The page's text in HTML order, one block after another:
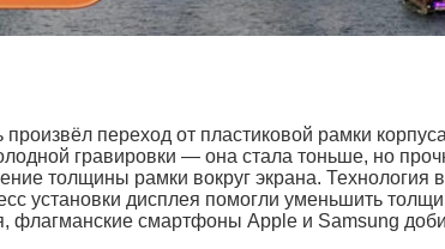
произвёл переход от пластиковой рамки
гравировки — она стала тоньше, но
толщины рамки вокруг экрана. Технология
установки дисплея помогли уменьшить
смартфоны Apple и Samsung